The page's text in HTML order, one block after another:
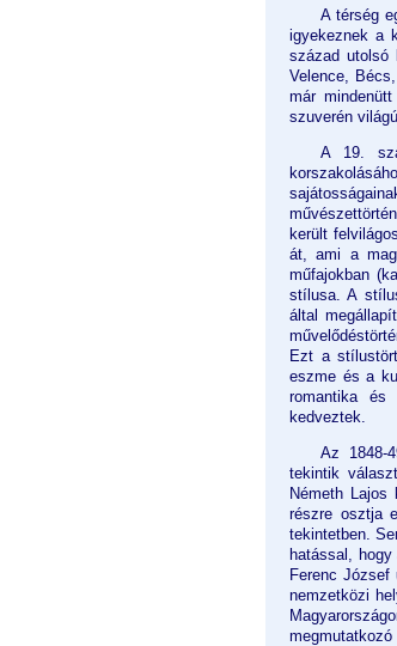
A térség
igyekeznek a
század utolsó
Velence,
már
szuverén
A 19.
került
át, ami a
műfajokban
stílusa. A
által
Ezt a
eszme és a
romantika és
kedveztek.
Az 1848-
tekintik
Németh Lajos
részre osztja
tekintetben.
hatással,
Ferenc József
nemzetközi